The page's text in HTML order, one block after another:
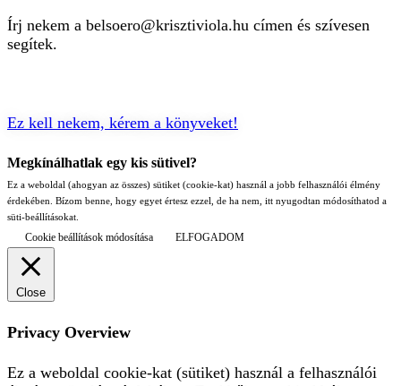
Írj nekem a belsoero@krisztiviola.hu címen és szívesen
segítek.
Ez kell nekem, kérem a könyveket!
Megkínálhatlak egy kis sütivel?
Ez a weboldal (ahogyan az összes) sütiket (cookie-kat) használ a jobb felhasználói élmény
érdekében. Bízom benne, hogy egyet értesz ezzel, de ha nem, itt nyugodtan módosíthatod a
süti-beállításokat.
Cookie beállítások módosítása ELFOGADOM
Close
Privacy Overview
Ez a weboldal cookie-kat (sütiket) használ a felhasználói